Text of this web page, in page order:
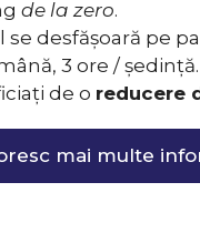
de la zero.
se desfășoară pe
3 ore / ședință.
de o reducere
mai multe